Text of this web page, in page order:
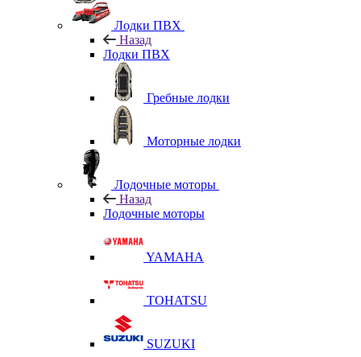
Лодки ПВХ
Назад
Лодки ПВХ
Гребные лодки
Моторные лодки
Лодочные моторы
Назад
Лодочные моторы
YAMAHA
TOHATSU
SUZUKI